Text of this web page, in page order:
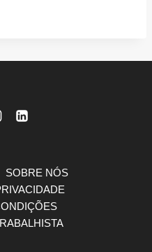
SOBRE NÓS